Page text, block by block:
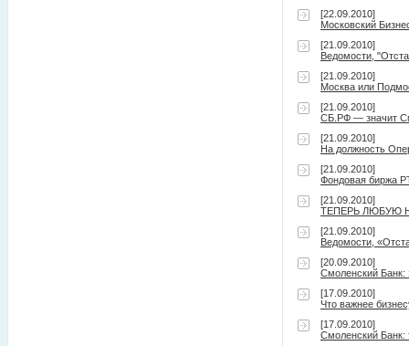
[22.09.2010]
Московский
[21.09.2010]
Ведомости,
[21.09.2010]
Москва или
[21.09.2010]
СБ.РФ — значит
[21.09.2010]
На должность
[21.09.2010]
Фондовая биржа
[21.09.2010]
ТЕПЕРЬ ЛЮБУЮ
[21.09.2010]
Ведомости,
[20.09.2010]
Смоленский Банк:
[17.09.2010]
Что важнее
[17.09.2010]
Смоленский Банк: